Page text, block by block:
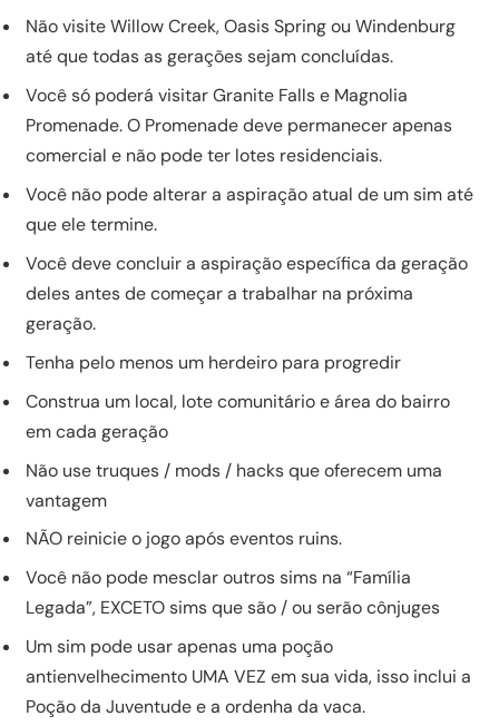
Não visite Willow Creek, Oasis Spring ou Windenburg
até que todas as gerações sejam concluídas.
Você só poderá visitar Granite Falls e Magnolia
Promenade. O Promenade deve permanecer apenas
comercial e não pode ter lotes residenciais.
Você não pode alterar a aspiração atual de um sim até
que ele termine.
Você deve concluir a aspiração específica da geração
deles antes de começar a trabalhar na próxima
geração.
Tenha pelo menos um herdeiro para progredir
Construa um local, lote comunitário e área do bairro
em cada geração
Não use truques / mods / hacks que oferecem uma
vantagem
NÃO reinicie o jogo após eventos ruins.
Você não pode mesclar outros sims na “Família
Legada”, EXCETO sims que são / ou serão cônjuges
Um sim pode usar apenas uma poção
antienvelhecimento UMA VEZ em sua vida, isso inclui a
Poção da Juventude e a ordenha da vaca.